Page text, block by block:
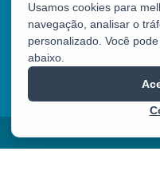
CEP:
Tel.:
Usamos cookies para
navegação, analisar o
personalizado. Você
abaixo.